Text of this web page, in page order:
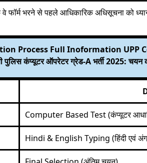
वे फॉर्म भरने से पहले आधिकारिक अधिसूचना को
Process Full Inoformation UPP
पुलिस कंप्यूटर ऑपरेटर ग्रेड-A भर्ती 2025: चयन
Computer Based Test (कंप्यूटर
Hindi & English Typing (हिंदी एवं